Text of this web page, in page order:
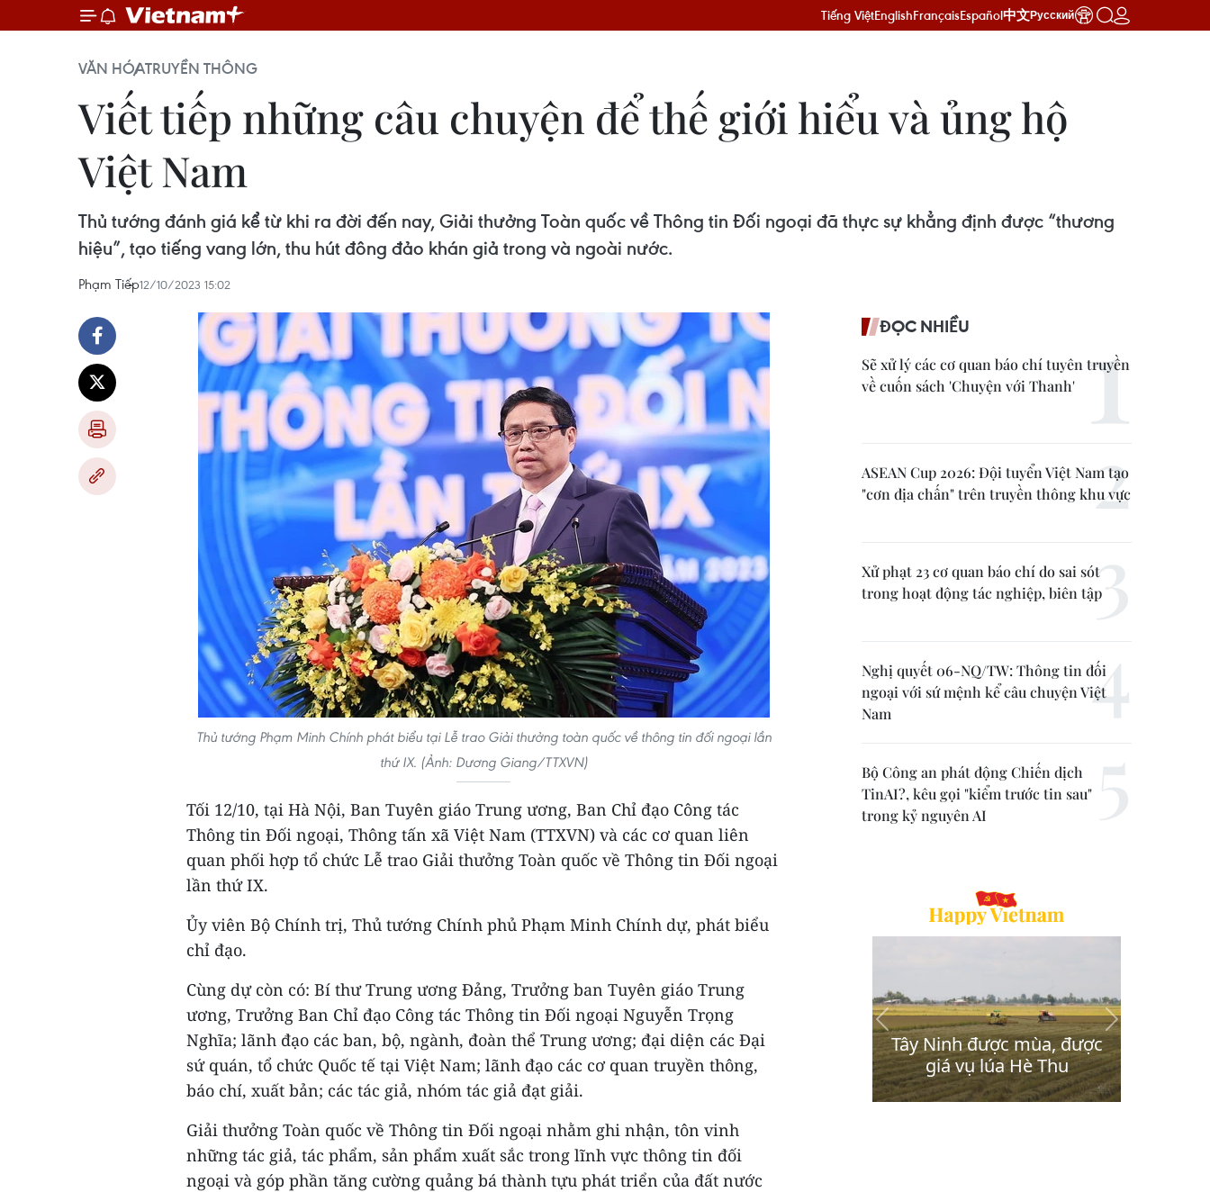
Tiếng ViệtEnglishFrançaisEspañol中文Русский
VĂN HÓATRUYỀN THÔNG
Viết tiếp những câu chuyện để thế giới hiểu và ủng hộ
Việt Nam
Thủ tướng đánh giá kể từ khi ra đời đến nay, Giải thưởng Toàn quốc về Thông tin Đối ngoại đã thực sự khẳng định được “thương
hiệu”, tạo tiếng vang lớn, thu hút đông đảo khán giả trong và ngoài nước.
Phạm Tiếp12/10/2023 15:02
Thủ tướng Phạm Minh Chính phát biểu tại Lễ trao Giải thưởng toàn quốc về thông tin đối ngoại lần
thứ IX. (Ảnh: Dương Giang/TTXVN)
Tối 12/10, tại Hà Nội, Ban Tuyên giáo Trung ương, Ban Chỉ đạo Công tác
Thông tin Đối ngoại, Thông tấn xã Việt Nam (TTXVN) và các cơ quan liên
quan phối hợp tổ chức Lễ trao Giải thưởng Toàn quốc về Thông tin Đối ngoại
lần thứ IX.
Ủy viên Bộ Chính trị, Thủ tướng Chính phủ Phạm Minh Chính dự, phát biểu
chỉ đạo.
Cùng dự còn có: Bí thư Trung ương Đảng, Trưởng ban Tuyên giáo Trung
ương, Trưởng Ban Chỉ đạo Công tác Thông tin Đối ngoại Nguyễn Trọng
Nghĩa; lãnh đạo các ban, bộ, ngành, đoàn thể Trung ương; đại diện các Đại
sứ quán, tổ chức Quốc tế tại Việt Nam; lãnh đạo các cơ quan truyền thông,
báo chí, xuất bản; các tác giả, nhóm tác giả đạt giải.
Giải thưởng Toàn quốc về Thông tin Đối ngoại nhằm ghi nhận, tôn vinh
những tác giả, tác phẩm, sản phẩm xuất sắc trong lĩnh vực thông tin đối
ngoại và góp phần tăng cường quảng bá thành tựu phát triển của đất nước
ĐỌC NHIỀU
Sẽ xử lý các cơ quan báo chí tuyên truyền
về cuốn sách 'Chuyện với Thanh'
ASEAN Cup 2026: Đội tuyển Việt Nam tạo
"cơn địa chấn" trên truyền thông khu vực
Xử phạt 23 cơ quan báo chí do sai sót
trong hoạt động tác nghiệp, biên tập
Nghị quyết 06-NQ/TW: Thông tin đối
ngoại với sứ mệnh kể câu chuyện Việt
Nam
Bộ Công an phát động Chiến dịch
TinAI?, kêu gọi "kiểm trước tin sau"
trong kỷ nguyên AI